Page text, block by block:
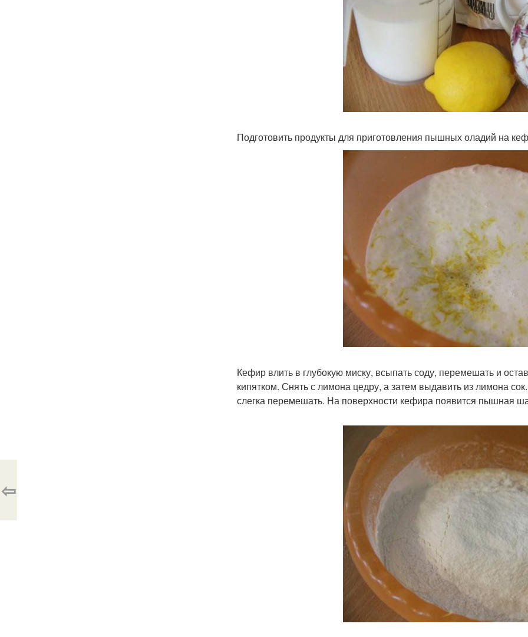
Подготовить продукты для приготовления пышных оладий на
Кефир влить в глубокую миску, всыпать соду, перемешать и
кипятком. Снять с лимона цедру, а затем выдавить из лимона
слегка перемешать. На поверхности кефира появится пышная
⇦